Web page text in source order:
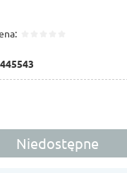
Niedostępne